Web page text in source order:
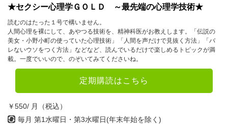
★セクシー心理学ＧＯＬＤ ～最先端の心理学技術★
読むのはたった１号で構いません。
人間心理を裸にして、あやつる技術を、精神科医がお教えします。「伝説の
美女・小野小町の使っていた心理技術」「人間を声だけで見抜く方法」「バ
レないウソをつく方法」などなど、読んでいるだけで楽しめるトピックが満
載。一度でいいので、のぞいてみてくださいね。
定期購読はこちら
￥550/ 月（税込）
毎月 第1水曜日・第3水曜日(年末年始を除く)